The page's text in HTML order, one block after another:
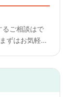
るご相談はで
はお気軽に